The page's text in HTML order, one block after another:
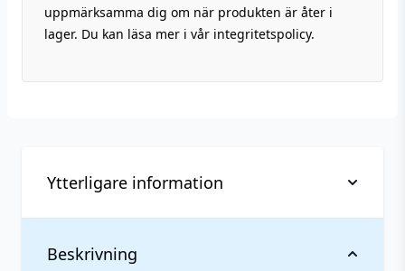
uppmärksamma dig om när produkten är åter i
lager. Du kan läsa mer i vår integritetspolicy.
Beskrivning
Ytterligare information
Vikt